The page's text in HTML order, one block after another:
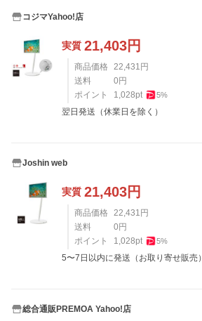
コジマYahoo!店
実質 21,403円
商品価格 22,431 円
送料
0 円
ポイント
1,028pt 5%
翌日発送（休業日を除く）
Joshin web
実質 21,403円
商品価格 22,431 円
送料
0 円
ポイント
1,028pt 5%
5〜7日以内に発送（お取り寄せ販売）
総合通販PREMOA Yahoo!店